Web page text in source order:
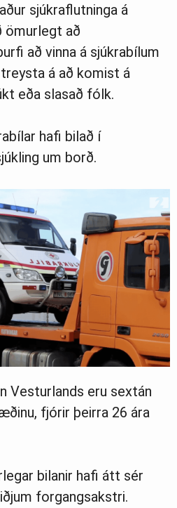
sjúkraflutninga á
ömurlegt að
að vinna á sjúkrabílum
á að komist á
eða slasað fólk.
hafi bilað í
um borð.
Vesturlands eru sextán
fjórir þeirra 26 ára
bilanir hafi átt sér
forgangsakstri.